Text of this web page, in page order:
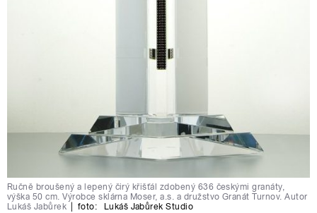
Ručně broušený a lepený čirý křišťál zdobený 636 českými granáty,
výška 50 cm. Výrobce sklárna Moser, a.s. a družstvo Granát Turnov. Autor
Lukáš Jabůrek
foto: Lukáš Jabůrek Studio